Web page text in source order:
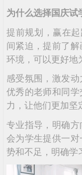
为什么选择国庆试
提前规划，赢在
间紧迫，提前了
环境，可以更好地
感受氛围，激发
优秀的老师和同
力，让他们更加坚
专业指导，明确
会为学生提供一
势和不足，明确学